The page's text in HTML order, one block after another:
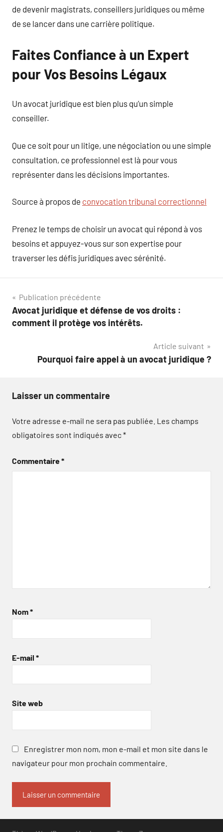
de devenir magistrats, conseillers juridiques ou même
de se lancer dans une carrière politique.
Faites Confiance à un Expert
pour Vos Besoins Légaux
Un avocat juridique est bien plus qu’un simple
conseiller.
Que ce soit pour un litige, une négociation ou une simple
consultation, ce professionnel est là pour vous
représenter dans les décisions importantes.
Source à propos de convocation tribunal correctionnel
Prenez le temps de choisir un avocat qui répond à vos
besoins et appuyez-vous sur son expertise pour
traverser les défis juridiques avec sérénité.
Navigation
de
Publication précédente
Avocat juridique et défense de vos droits :
comment il protège vos intérêts.
Article suivant
Pourquoi faire appel à un avocat juridique ?
Laisser un commentaire
Votre adresse e-mail ne sera pas publiée. Les champs
obligatoires sont indiqués avec*
Commentaire*
Nom*
E-mail *
Site web
Enregistrer mon nom, mon e-mail et mon site dans le
navigateur pour mon prochain commentaire.